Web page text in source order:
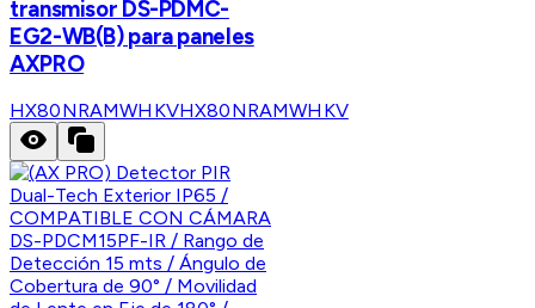
transmisor DS-PDMC-
EG2-WB(B) para paneles
AXPRO
HX80NRAMWHKVHX80NRAMWHKV